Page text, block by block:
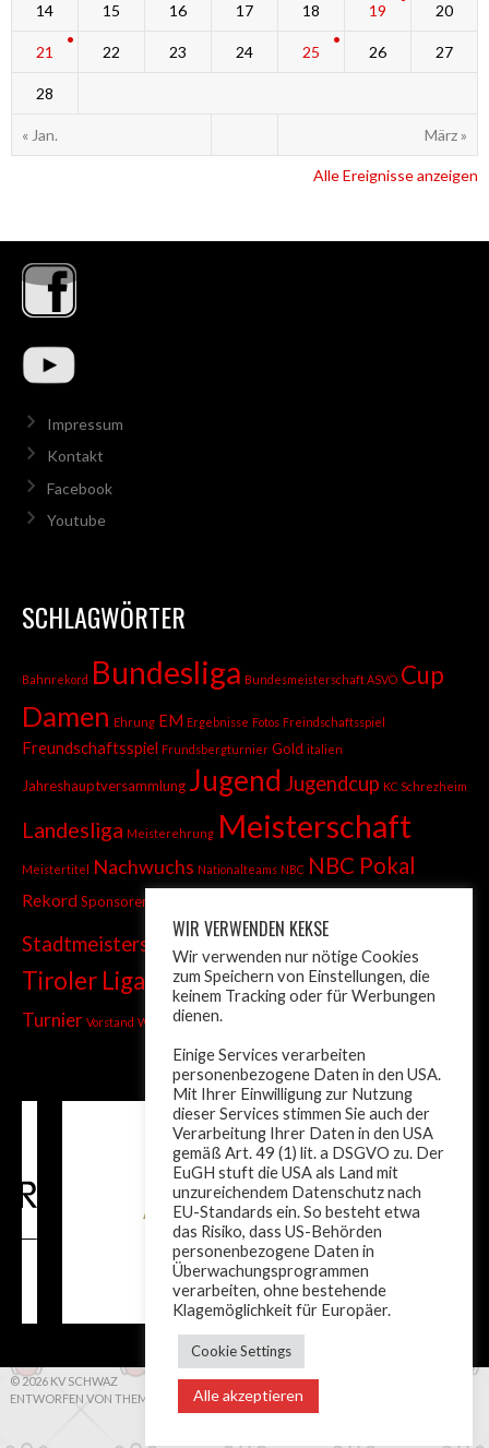
« Jan. März »
14 15 16 17 18 19 20
21 22 23 24 25 26 27
28
Alle Ereignisse anzeigen
Impressum
Kontakt
Facebook
Youtube
SCHLAGWÖRTER
Bahnrekord Bundesliga Bundesmeisterschaft ASVÖ Cup
Damen Ehrung EM Ergebnisse Fotos Freindschaftsspiel
Freundschaftsspiel Frundsbergturnier Gold italien
Jahreshauptversammlung Jugend Jugendcup KC Schrezheim
Landesliga Meisterehrung Meisterschaft
Meistertitel Nachwuchs Nationalteams NBC NBC Pokal
RekordSponsoren Sportliches
Stadtmeisterschaft Superliga
Tiroler Liga Tiroler Meisterschaft Trainer
Turnier Vorstand Weltcup wm
© 2026 KV SCHWAZ
ENTWORFEN VON THEMEBOY
WIR VERWENDEN KEKSE
Wir verwenden nur nötige Cookies
zum Speichern von Einstellungen, die
keinem Tracking oder für Werbungen
dienen.
Einige Services verarbeiten
personenbezogene Daten in den USA.
Mit Ihrer Einwilligung zur Nutzung
dieser Services stimmen Sie auch der
Verarbeitung Ihrer Daten in den USA
gemäß Art. 49 (1) lit. a DSGVO zu. Der
EuGH stuft die USA als Land mit
unzureichendem Datenschutz nach
EU-Standards ein. So besteht etwa
das Risiko, dass US-Behörden
personenbezogene Daten in
Überwachungsprogrammen
verarbeiten, ohne bestehende
Klagemöglichkeit für Europäer.
Cookie Settings
Alle akzeptieren